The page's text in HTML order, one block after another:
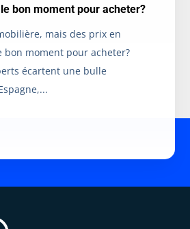
bon moment pour acheter?
mais des prix en
bon moment pour acheter?
écartent une bulle